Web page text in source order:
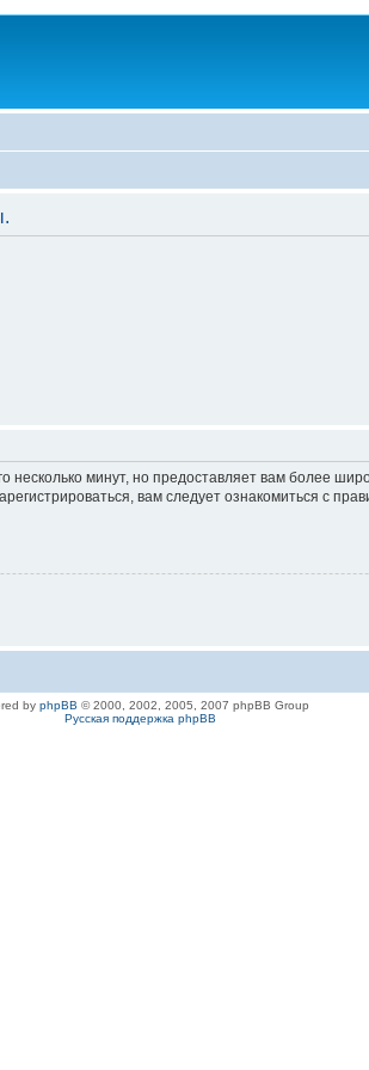
минут, но предоставляет вам более
вам следует ознакомиться с
by phpBB © 2000, 2002, 2005, 2007 phpBB Group
Русская поддержка phpBB